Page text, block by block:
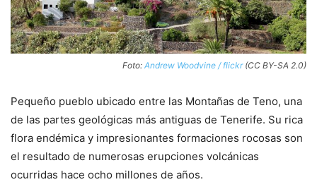
Foto: Andrew Woodvine / flickr(CC BY-SA 2.0)
Pequeño pueblo ubicado entre las Montañas de Teno, una
de las partes geológicas más antiguas de Tenerife. Su rica
flora endémica y impresionantes formaciones rocosas son
el resultado de numerosas erupciones volcánicas
ocurridas hace ocho millones de años.